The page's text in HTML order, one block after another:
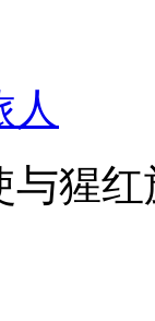
人
与猩红